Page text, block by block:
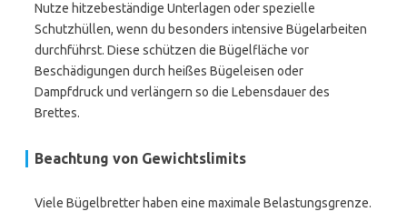
Nutze hitzebeständige Unterlagen oder spezielle
Schutzhüllen, wenn du besonders intensive Bügelarbeiten
durchführst. Diese schützen die Bügelfläche vor
Beschädigungen durch heißes Bügeleisen oder
Dampfdruck und verlängern so die Lebensdauer des
Brettes.
Beachtung von Gewichtslimits
Viele Bügelbretter haben eine maximale Belastungsgrenze.